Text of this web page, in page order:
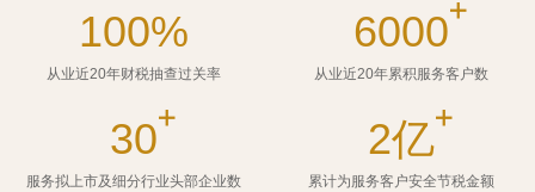
100%
从业近20年财税抽查过关率
6000
从业近20年累积服务客户数
30
服务拟上市及细分行业头部企业数
2亿
累计为服务客户安全节税金额